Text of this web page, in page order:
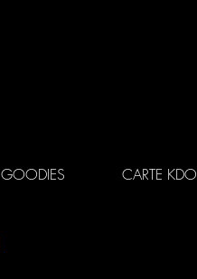
GOODIES CARTE KDO